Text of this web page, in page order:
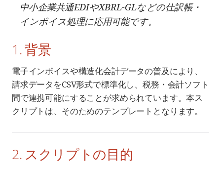
中小企業共通EDIやXBRL-GLなどの仕訳帳・
インボイス処理に応用可能です。
1. 背景
電子インボイスや構造化会計データの普及により、
請求データをCSV形式で標準化し、税務・会計ソフト
間で連携可能にすることが求められています。本ス
クリプトは、そのためのテンプレートとなります。
2. スクリプトの目的